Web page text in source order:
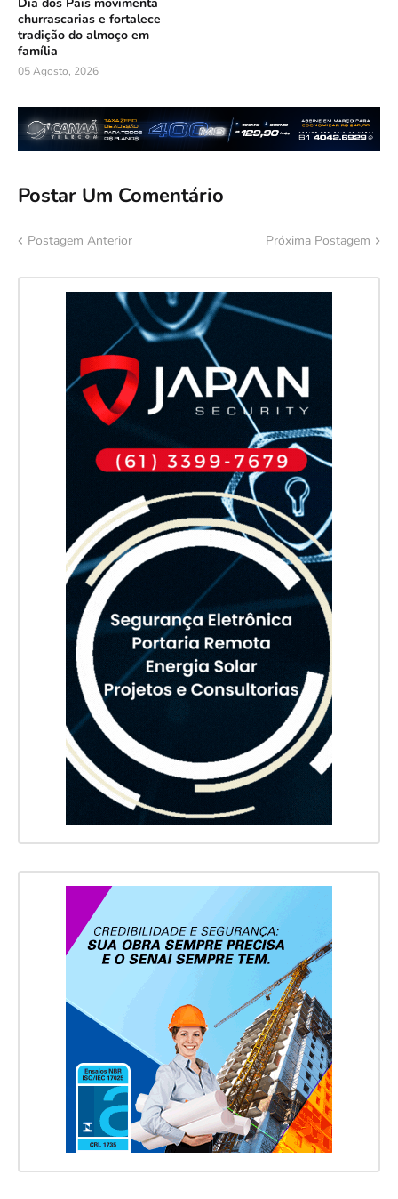
churrascarias e fortalece
tradição do almoço em
família
05 Agosto, 2026
Postar Um Comentário
Postagem Anterior Próxima Postagem